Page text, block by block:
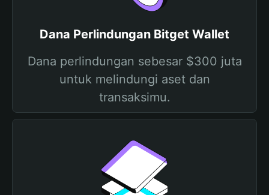
Dana Perlindungan Bitget Wallet
Dana perlindungan sebesar $300 juta
untuk melindungi aset dan
transaksimu.